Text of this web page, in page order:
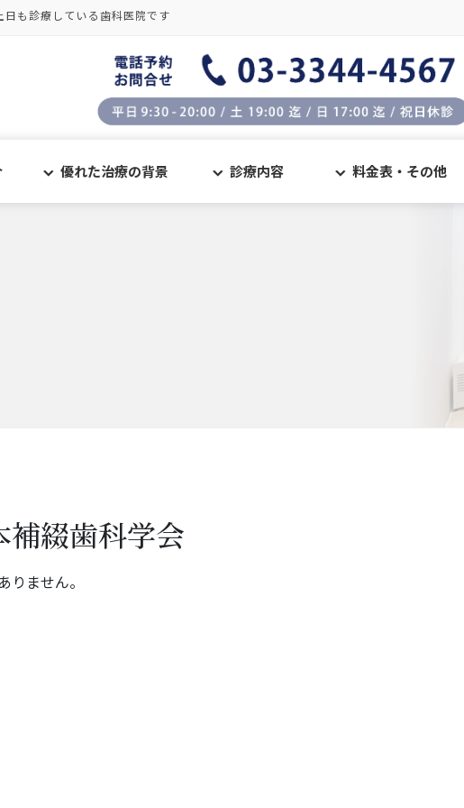
も診療している歯科医院です
優れた治療の背景 診療内容 料金表・その他
補綴歯科学会
りません。